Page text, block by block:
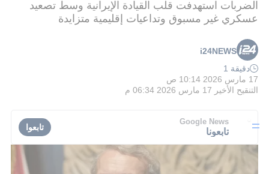
الضربات استهدفت قلب القيادة الإيرانية وسط تصعيد
عسكري غير مسبوق وتداعيات إقليمية متزايدة
i24NEWS
دقيقة 1
17 مارس 2026 10:14 ص
التنقيح الأخير 17 مارس 2026 06:34 م
Google News
تابعونا تابعوا